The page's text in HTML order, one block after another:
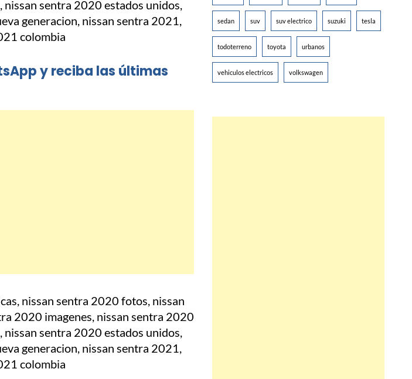
y reciba las últimas
sedan suv suv electrico suzuki tesla
todoterreno toyota urbanos
vehiculos electricos volkswagen